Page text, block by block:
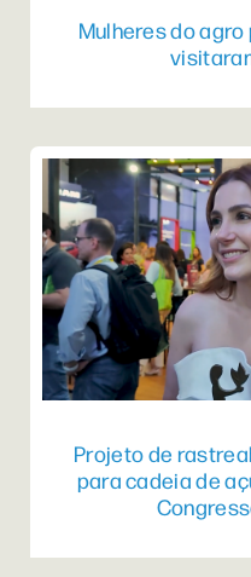
Mulheres do
Projeto de
para cadeia de